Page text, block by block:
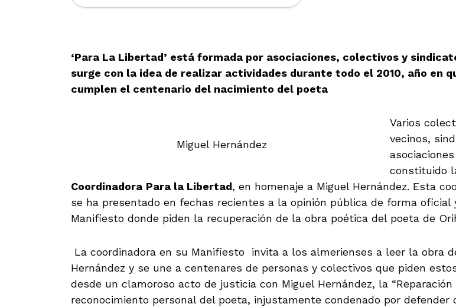
‘Para La Libertad’ está formada por asociaciones, colectivos y
surge con la idea de realizar actividades durante todo el 2010, año en
cumplen el centenario del nacimiento del poeta
Miguel Hernández
Varios
vecinos,
constituido
Coordinadora Para la Libertad, en homenaje a Miguel Hernández. Esta
se ha presentado en fechas recientes a la opinión pública de forma oficial
Manifiesto donde piden la recuperación de la obra poética del poeta de
La coordinadora en su Manifiesto invita a los almerienses a leer la obra
Hernández y se une a centenares de personas y colectivos que piden
desde un clamoroso acto de justicia con Miguel Hernández, la “Reparación
reconocimiento personal del poeta, injustamente condenado por defender